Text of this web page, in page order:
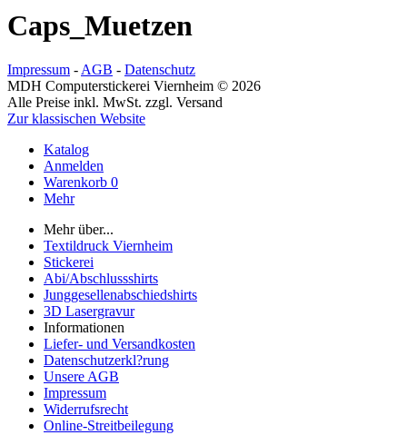
Caps_Muetzen
Impressum -AGB - Datenschutz
MDH Computerstickerei Viernheim © 2026
Alle Preise inkl. MwSt. zzgl. Versand
Zur klassischen Website
Katalog
Anmelden
Warenkorb 0
Mehr
Mehr über...
Textildruck Viernheim
Stickerei
Abi/Abschlussshirts
Junggesellenabschiedshirts
3D Lasergravur
Informationen
Liefer- und Versandkosten
Datenschutzerkl?rung
Unsere AGB
Impressum
Widerrufsrecht
Online-Streitbeilegung